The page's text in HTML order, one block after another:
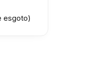
esgoto)